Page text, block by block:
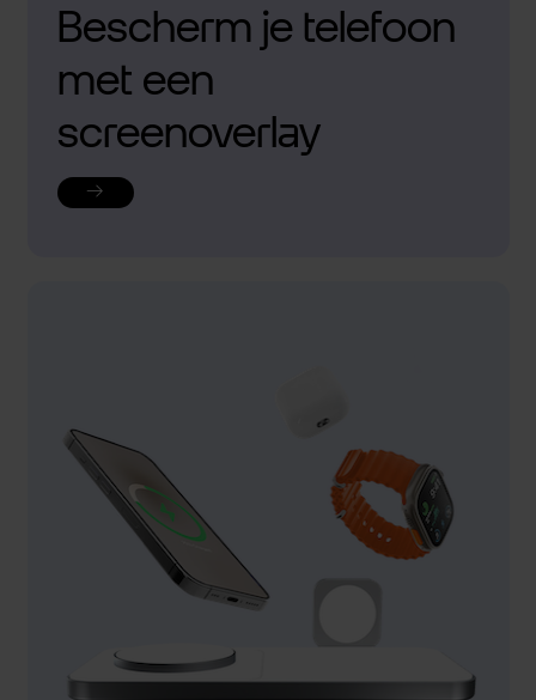
Bescherm je telefoon
met een
screenoverlay